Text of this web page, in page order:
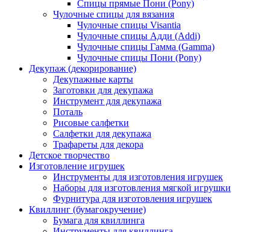
Спицы прямые Пони (Pony)
Чулочные спицы для вязания
Чулочные спицы Visantia
Чулочные спицы Адди (Addi)
Чулочные спицы Гамма (Gamma)
Чулочные спицы Пони (Pony)
Декупаж (декорирование)
Декупажные карты
Заготовки для декупажа
Инструмент для декупажа
Поталь
Рисовые салфетки
Салфетки для декупажа
Трафареты для декора
Детское творчество
Изготовление игрушек
Инструменты для изготовления игрушек
Наборы для изготовления мягкой игрушки
Фурнитура для изготовления игрушек
Квиллинг (бумагокручение)
Бумага для квиллинга